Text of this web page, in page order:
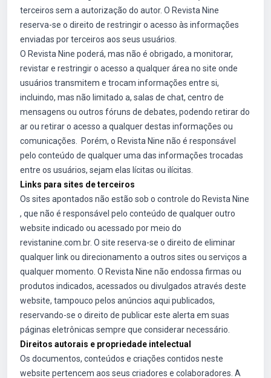
terceiros sem a autorização do autor. O Revista Nine
reserva-se o direito de restringir o acesso às informações
enviadas por terceiros aos seus usuários.
O Revista Nine poderá, mas não é obrigado, a monitorar,
revistar e restringir o acesso a qualquer área no site onde
usuários transmitem e trocam informações entre si,
incluindo, mas não limitado a, salas de chat, centro de
mensagens ou outros fóruns de debates, podendo retirar do
ar ou retirar o acesso a qualquer destas informações ou
comunicações. Porém, o Revista Nine não é responsável
pelo conteúdo de qualquer uma das informações trocadas
entre os usuários, sejam elas lícitas ou ilícitas.
Links para sites de terceiros
Os sites apontados não estão sob o controle do Revista Nine
, que não é responsável pelo conteúdo de qualquer outro
website indicado ou acessado por meio do
revistanine.com.br. O site reserva-se o direito de eliminar
qualquer link ou direcionamento a outros sites ou serviços a
qualquer momento. O Revista Nine não endossa firmas ou
produtos indicados, acessados ou divulgados através deste
website, tampouco pelos anúncios aqui publicados,
reservando-se o direito de publicar este alerta em suas
páginas eletrônicas sempre que considerar necessário.
Direitos autorais e propriedade intelectual
Os documentos, conteúdos e criações contidos neste
website pertencem aos seus criadores e colaboradores. A